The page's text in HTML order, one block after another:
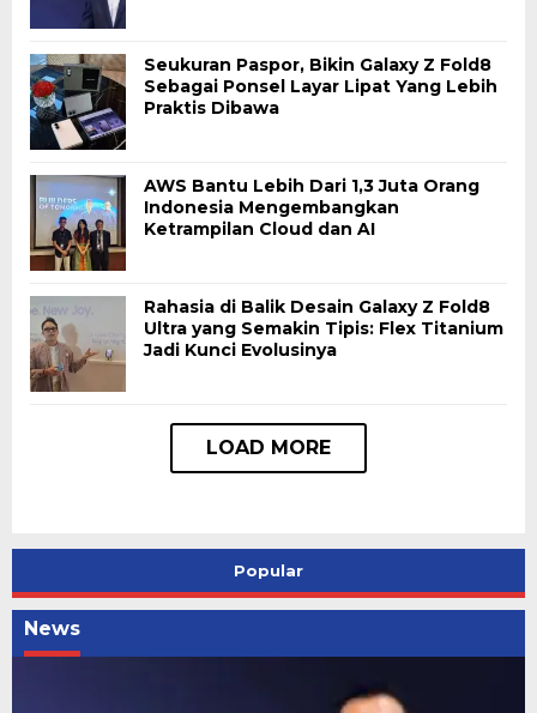
Seukuran Paspor, Bikin Galaxy Z Fold8
Sebagai Ponsel Layar Lipat Yang Lebih
Praktis Dibawa
AWS Bantu Lebih Dari 1,3 Juta Orang
Indonesia Mengembangkan
Ketrampilan Cloud dan AI
Rahasia di Balik Desain Galaxy Z Fold8
Ultra yang Semakin Tipis: Flex Titanium
Jadi Kunci Evolusinya
Popular
News